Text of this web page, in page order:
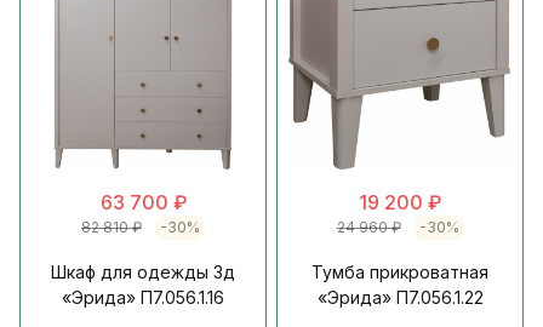
63 700 ₽
82 810₽ -30%
Шкаф для одежды 3д
«Эрида» П7.056.1.16
19 200 ₽
24 960₽ -30%
Тумба прикроватная
«Эрида» П7.056.1.22